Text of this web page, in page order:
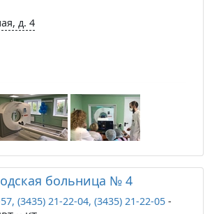
д. 4
больница № 4
(3435) 21-22-04, (3435) 21-22-05 -